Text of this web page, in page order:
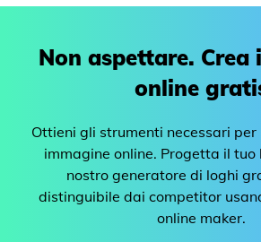
Non aspettare.
online
Ottieni gli strumenti necessari
immagine online. Progetta il tuo
nostro generatore di loghi
distinguibile dai competitor
online maker.